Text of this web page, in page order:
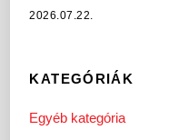
2026.07.22.
KATEGÓRIÁK
Egyéb kategória